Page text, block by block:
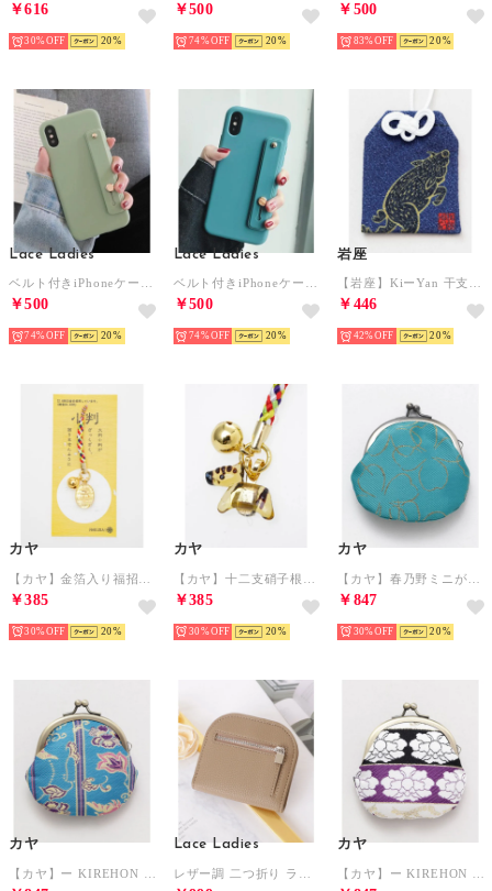
￥616
30% 20
￥500
74% 20
￥500
83% 20
Lace Ladies
￥500
74% 20
Lace Ladies
￥500
74% 20
岩座
￥446
42% 20
カヤ
￥385
30% 20
カヤ
￥385
30% 20
カヤ
￥847
30% 20
カヤ Lace Ladies カヤ